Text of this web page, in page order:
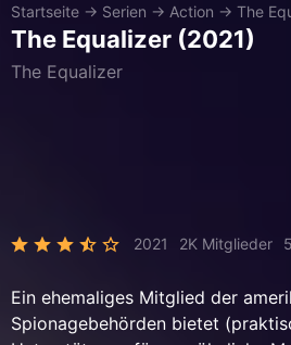
Startseite → Serien → Action → The
The Equalizer (2021)
The Equalizer
2021 2K Mitglieder
Ein ehemaliges Mitglied der
Spionagebehörden bietet